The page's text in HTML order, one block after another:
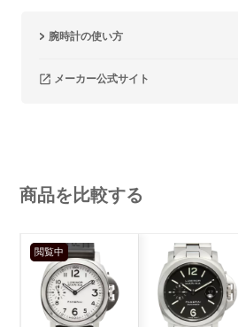
腕時計の使い方
メーカー公式サイト
商品を比較する
閲覧中